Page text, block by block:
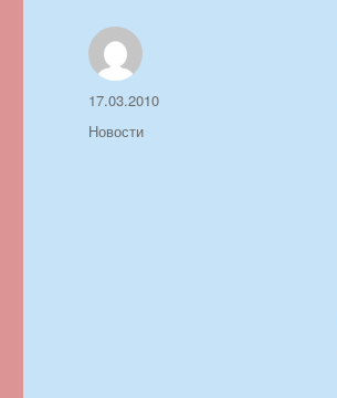
Автор
Опубликовано
17.03.2010
Рубрики
Новости